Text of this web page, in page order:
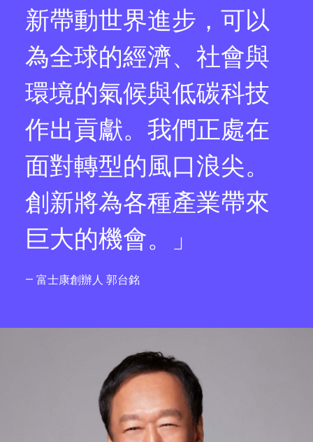
新帶動世界進步，可以
為全球的經濟、社會與
環境的氣候與低碳科技
作出貢獻。我們正處在
面對轉型的風口浪尖。
創新將為各種產業帶來
巨大的機會。」
— 富士康創辦人 郭台銘